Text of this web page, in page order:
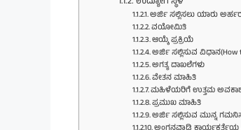
ಅರ್ಜಿ ಸಲ್ಲಿಸಲು ಯಾರು
ವಯೋಮಿತಿ
ಆಯ್ಕೆ ಪ್ರಕ್ರಿಯೆ
ಅರ್ಜಿ ಸಲ್ಲಿಸುವ ವಿಧಾನ(How
ಅಗತ್ಯ ದಾಖಲೆಗಳು
ವೇತನ ಮಾಹಿತಿ
ಮಹಿಳೆಯರಿಗೆ ಉತ್ತಮ
ಪ್ರಮುಖ ಮಾಹಿತಿ
ಅರ್ಜಿ ಸಲ್ಲಿಸುವ ಮುನ್ನ